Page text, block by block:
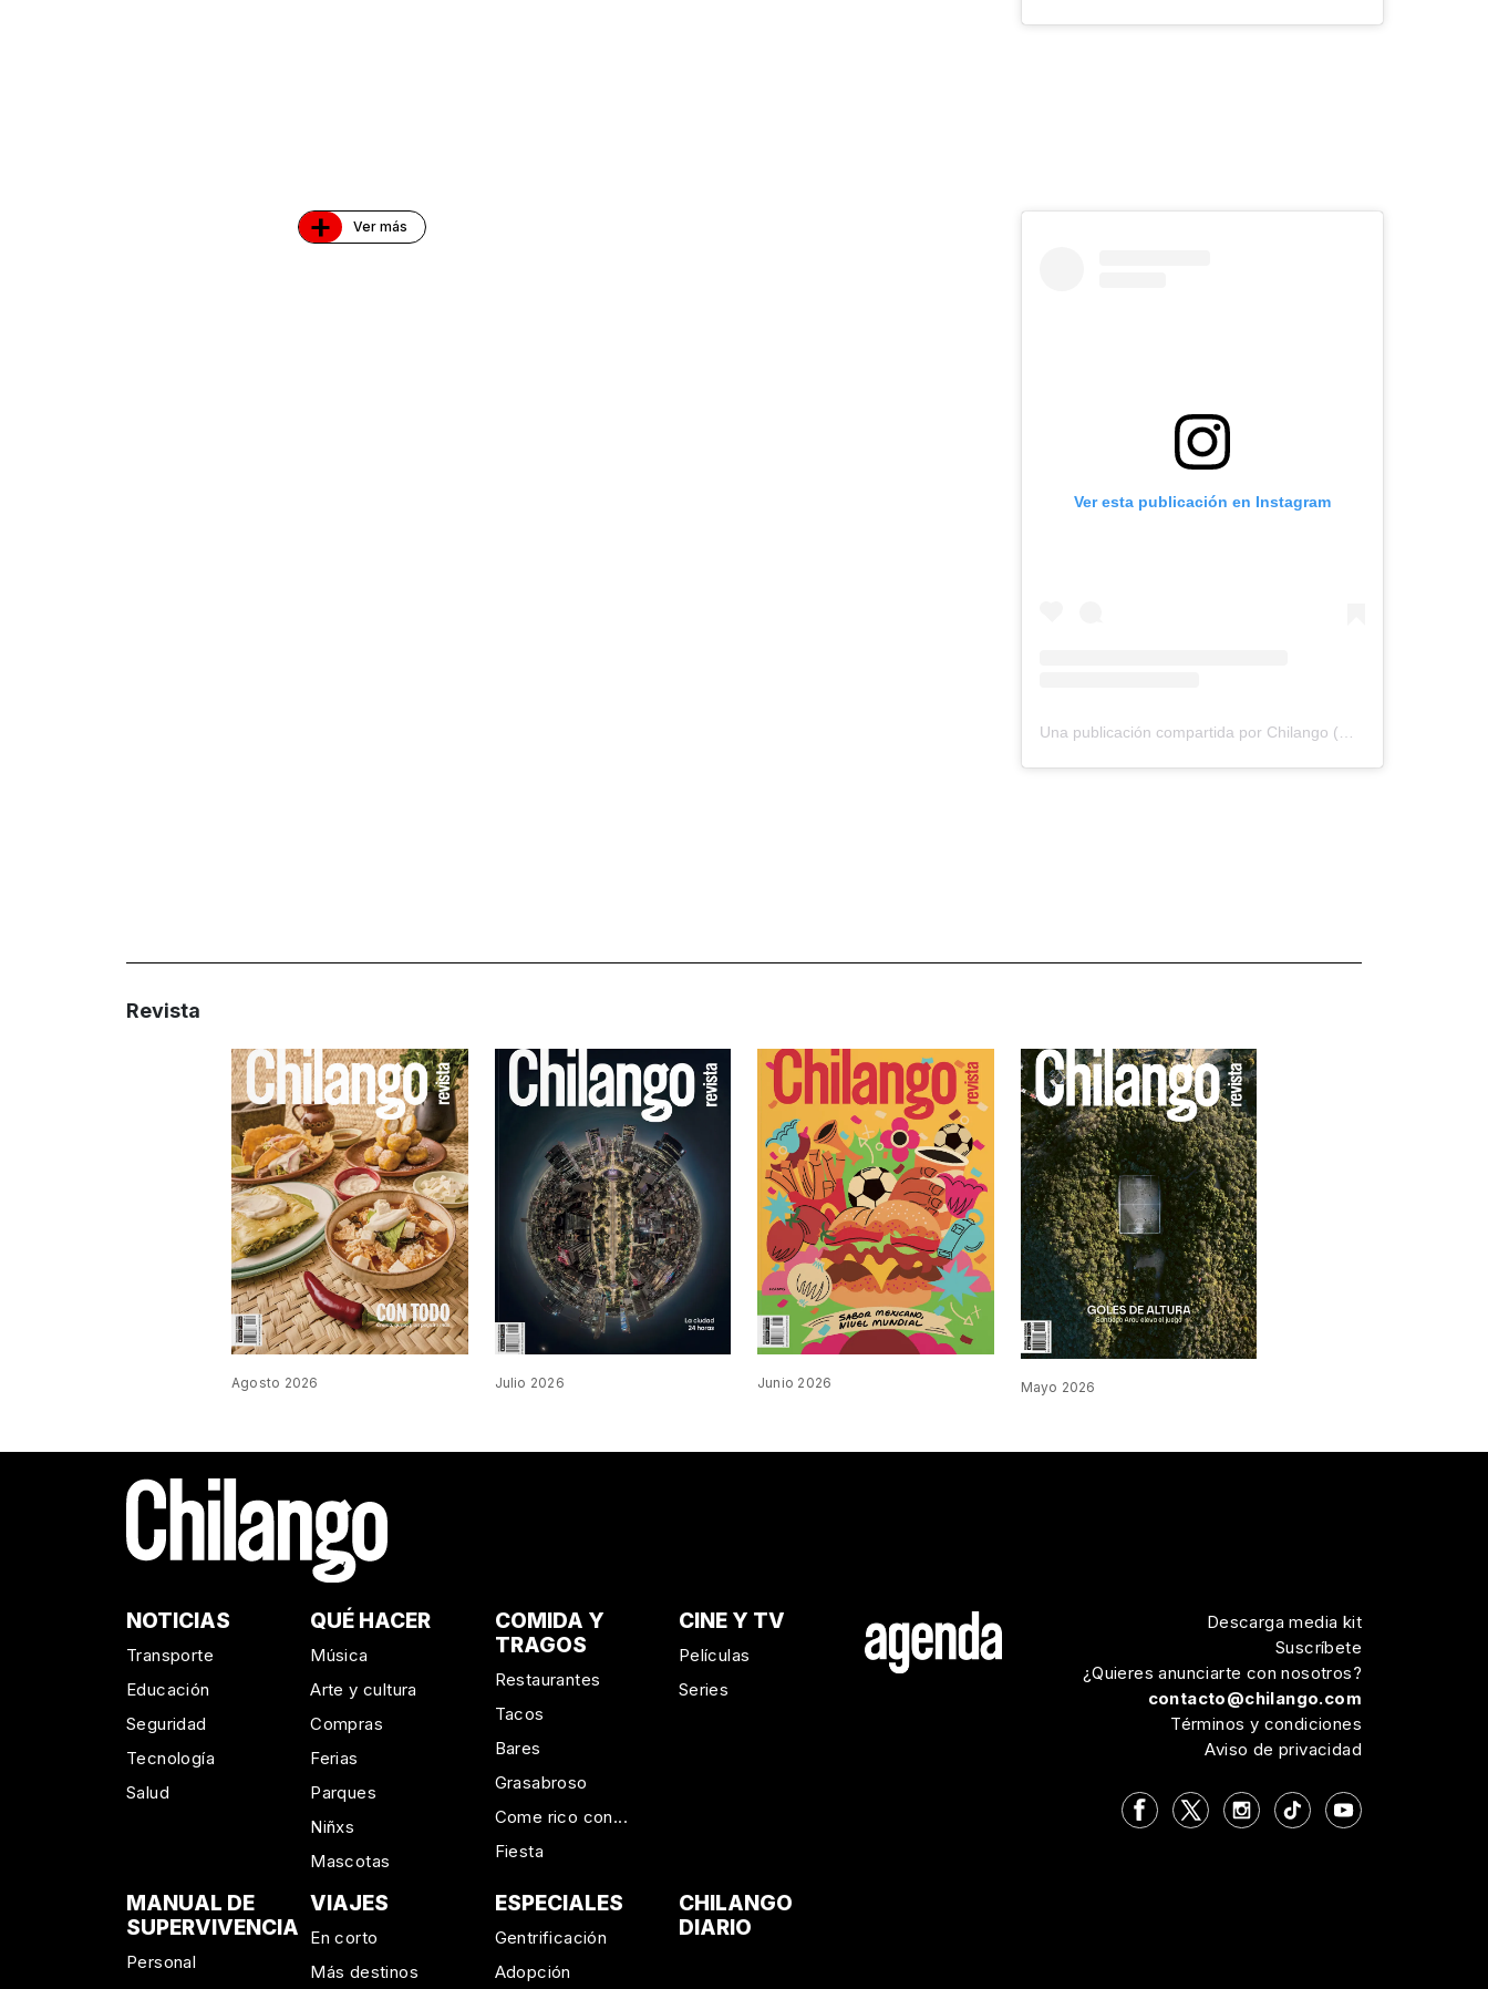
+ Ver más
Ver esta publicación en Instagram
Una publicación compartida por Chilango (@chilangocom)
Revista
Agosto 2026 Julio 2026 Junio 2026 Mayo 2026
NOTICIAS
Transporte
Educación
Seguridad
Tecnología
Salud
QUÉ HACER
Música
Arte y cultura
Compras
Ferias
Parques
Niñxs
Mascotas
COMIDA Y
TRAGOS
Restaurantes
Tacos
Bares
Grasabroso
Come rico con...
Fiesta
CINE Y TV
Películas
Series
MANUAL DE
SUPERVIVENCIA
Personal
VIAJES
En corto
Más destinos
ESPECIALES
Gentrificación
Adopción
CHILANGO
DIARIO
Descarga media kit
Suscríbete
¿Quieres anunciarte con nosotros?
contacto@chilango.com
Términos y condiciones
Aviso de privacidad